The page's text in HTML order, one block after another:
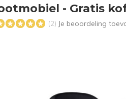
- Gratis
(2) Je beoordeling